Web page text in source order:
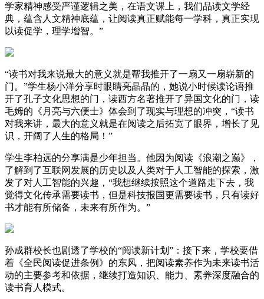
学家精神感受严谨逻辑之美，在语文课上，我们品读文学经
典，蕴含人文精神底蕴，让阅读真正赋能每一学科，真正实现
以读促学，理学增智。”
“读书对我来说最大的意义就是帮我推开了一扇又一扇崭新的
门。”学生杨小洋分享时眼睛亮晶晶的，她说小时候读论语推
开了孔子文化思想的门，读西方名著推开了异国文化的门，读
毛姆的《月亮与六便士》体会到了现实与理想的冲突，“读书
对我来讲，最大的意义就是在阅读之后拓宽了眼界，增长了见
识，开阔了人生的格局！”
学生李柏远的分享满是少年担当。他因为阅读《浪潮之巅》，
了解到了互联网发展的历史以及人类对于人工智能的探索，激
发了对人工智能的兴趣，“我想继续按照这个道路走下去，我
觉得文化传承需要读书，但是科技报国更需要读书，只有读好
书才能有所储备，未来有所作为。”
孙成群校长也剧透了学校的“阅读新计划”：接下来，学校要借
着《全民阅读促进条例》的东风，把阅读素养作为未来读书活
动的主要参考和依据，继续打造知识、能力、素养深度融合的
读书育人模式。